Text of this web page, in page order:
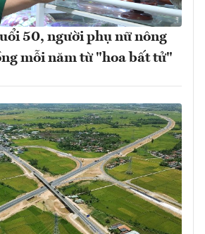
50, người phụ nữ nông
mỗi năm từ "hoa bất tử"